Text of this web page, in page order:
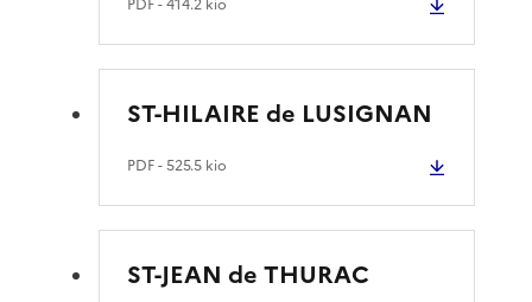
ST-HILAIRE de LUSIGNAN
PDF- 525.5 kio
ST-JEAN de THURAC